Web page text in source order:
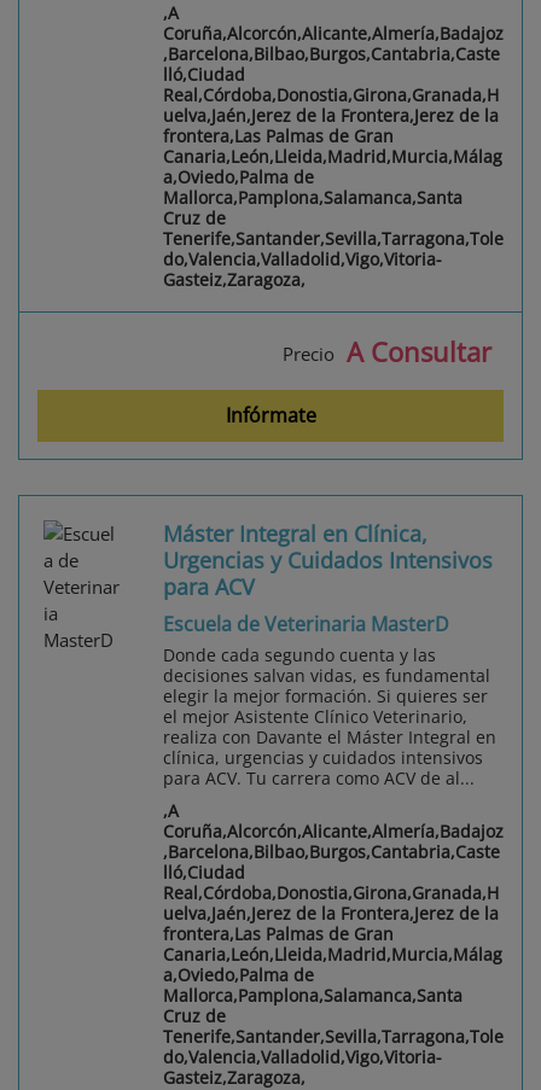
,A
Coruña,Alcorcón,Alicante,Almería,Badajoz
,Barcelona,Bilbao,Burgos,Cantabria,Caste
lló,Ciudad
Real,Córdoba,Donostia,Girona,Granada,H
uelva,Jaén,Jerez de la Frontera,Jerez de la
frontera,Las Palmas de Gran
Canaria,León,Lleida,Madrid,Murcia,Málag
a,Oviedo,Palma de
Mallorca,Pamplona,Salamanca,Santa
Cruz de
Tenerife,Santander,Sevilla,Tarragona,Tole
do,Valencia,Valladolid,Vigo,Vitoria-
Gasteiz,Zaragoza,
Precio A Consultar
Infórmate
Máster Integral en Clínica,
Urgencias y Cuidados Intensivos
para ACV
Escuela de Veterinaria MasterD
Donde cada segundo cuenta y las
decisiones salvan vidas, es fundamental
elegir la mejor formación. Si quieres ser
el mejor Asistente Clínico Veterinario,
realiza con Davante el Máster Integral en
clínica, urgencias y cuidados intensivos
para ACV. Tu carrera como ACV de al...
,A
Coruña,Alcorcón,Alicante,Almería,Badajoz
,Barcelona,Bilbao,Burgos,Cantabria,Caste
lló,Ciudad
Real,Córdoba,Donostia,Girona,Granada,H
uelva,Jaén,Jerez de la Frontera,Jerez de la
frontera,Las Palmas de Gran
Canaria,León,Lleida,Madrid,Murcia,Málag
a,Oviedo,Palma de
Mallorca,Pamplona,Salamanca,Santa
Cruz de
Tenerife,Santander,Sevilla,Tarragona,Tole
do,Valencia,Valladolid,Vigo,Vitoria-
Gasteiz,Zaragoza,